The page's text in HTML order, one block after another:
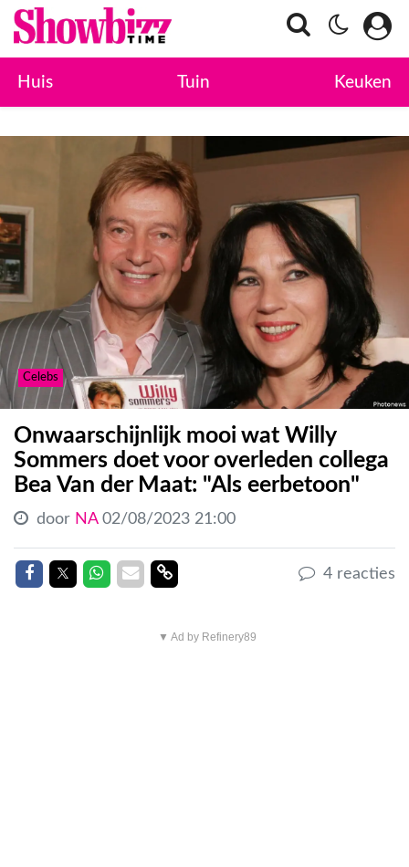
Huis Tuin Keuken
Celebs
Onwaarschijnlijk mooi wat Willy
Sommers doet voor overleden collega
Bea Van der Maat: "Als eerbetoon"
door NA 02/08/2023 21:00
Delen op Facebook
Delen op Twitter
Delen op Whatsapp
Delen via Mail
Delen link 4 reacties
▼ Ad by Refinery89